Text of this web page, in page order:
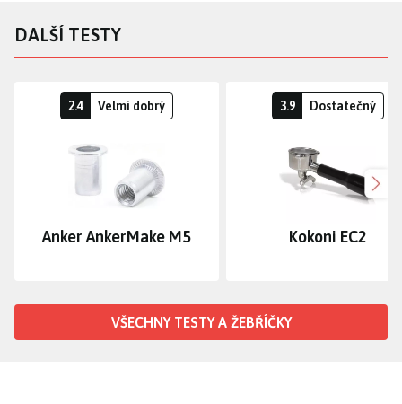
DALŠÍ TESTY
2.4 Velmi dobrý
Anker AnkerMake M5
3.9 Dostatečný
Kokoni EC2
VŠECHNY TESTY A ŽEBŘÍČKY